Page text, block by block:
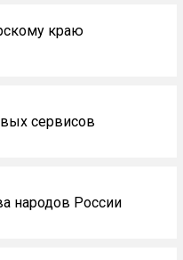
краю
сервисов
народов России